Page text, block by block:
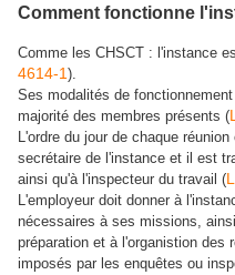
Comment fonctionne
Comme les CHSCT : l'instance
4614-1 ).
Ses modalités de
majorité des membres présents (
L'ordre du jour de chaque
secrétaire de l'instance et il est
ainsi qu'à l'inspecteur du travail (
L'employeur doit donner à
nécessaires à ses missions,
préparation et à l'organistion des
imposés par les enquêtes ou